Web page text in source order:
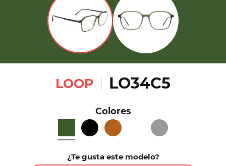
LOOP LO34C5
Colores
¿Te gusta este modelo?